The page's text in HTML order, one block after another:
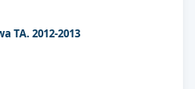
TA. 2012-2013